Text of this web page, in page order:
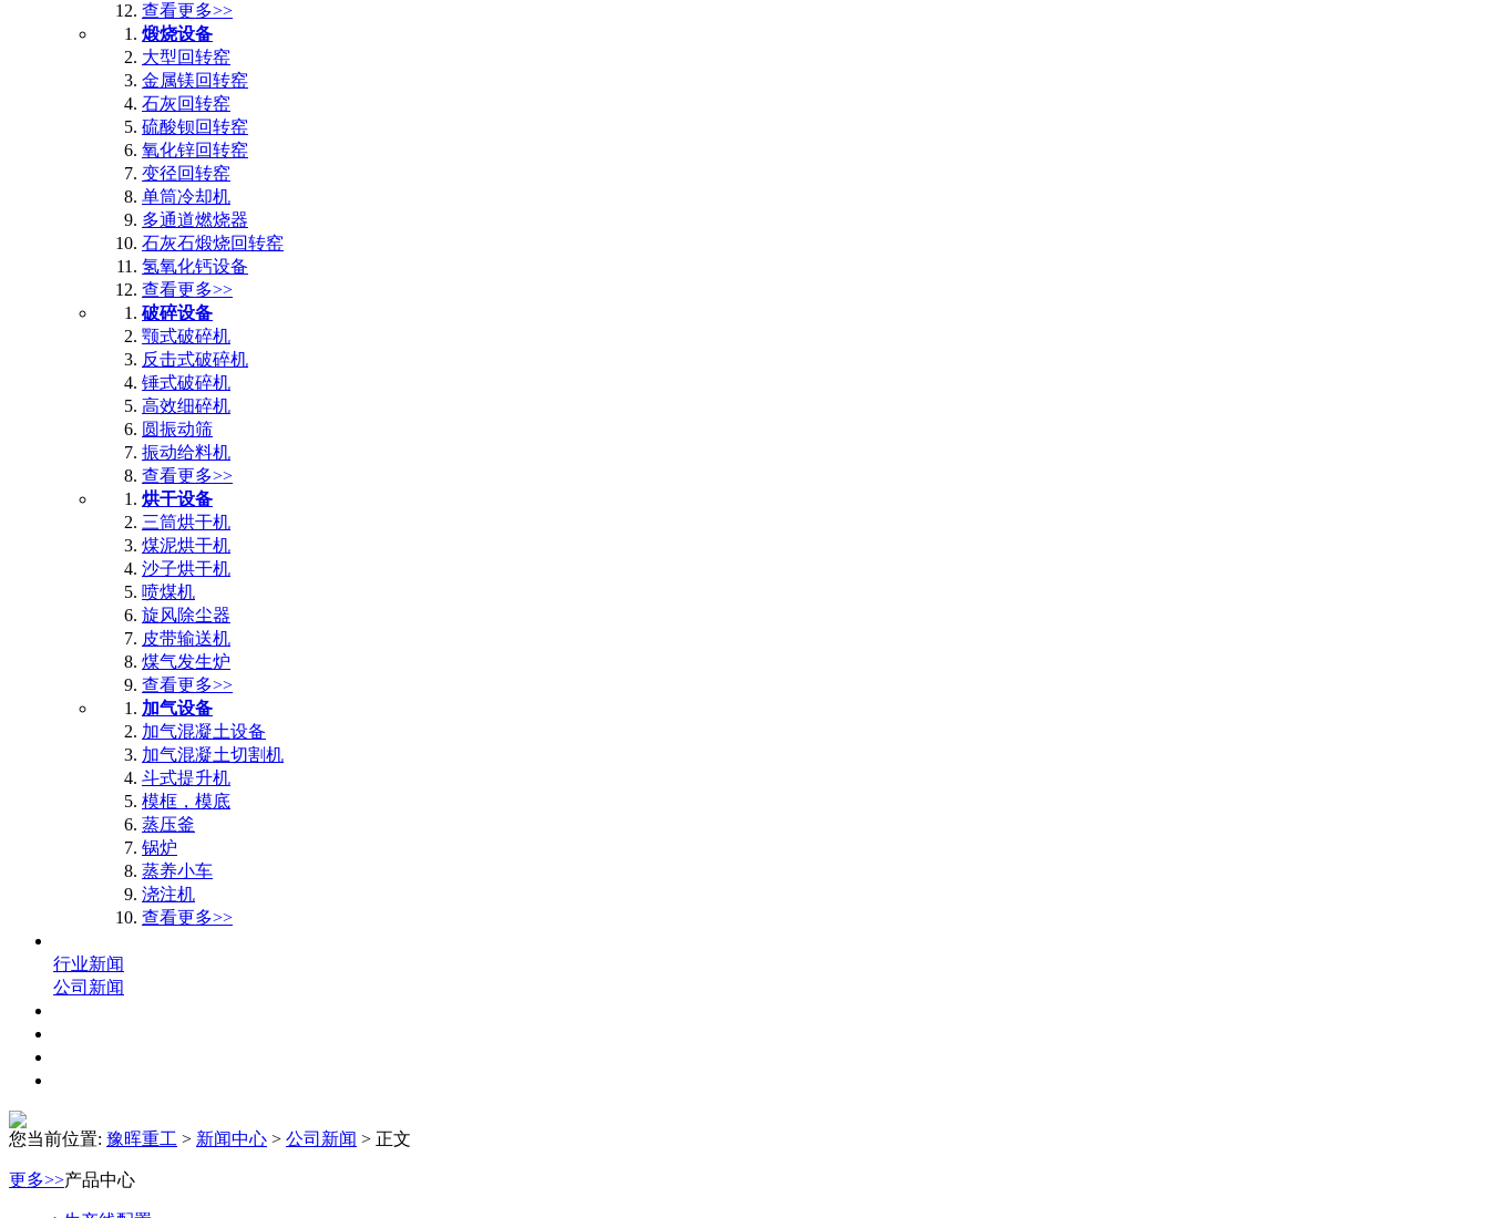
查看更多>>
煅烧设备
大型回转窑
金属镁回转窑
石灰回转窑
硫酸钡回转窑
氧化锌回转窑
变径回转窑
单筒冷却机
多通道燃烧器
石灰石煅烧回转窑
氢氧化钙设备
查看更多>>
破碎设备
颚式破碎机
反击式破碎机
锤式破碎机
高效细碎机
圆振动筛
振动给料机
查看更多>>
烘干设备
三筒烘干机
煤泥烘干机
沙子烘干机
喷煤机
旋风除尘器
皮带输送机
煤气发生炉
查看更多>>
加气设备
加气混凝土设备
加气混凝土切割机
斗式提升机
模框，模底
蒸压釜
锅炉
蒸养小车
浇注机
查看更多>>
行业新闻
公司新闻
您当前位置: 豫晖重工 > 新闻中心 > 公司新闻 > 正文
更多>>产品中心